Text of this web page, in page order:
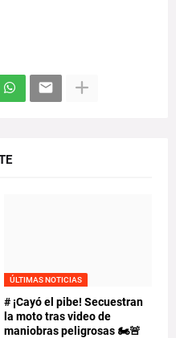
ÚLTIMAS NOTICIAS
# ¡Cayó el pibe! Secuestran
la moto tras video de
maniobras peligrosas 🏍️🚨